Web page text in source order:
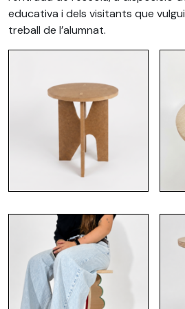
educativa i dels visitants que
treball de l’alumnat.